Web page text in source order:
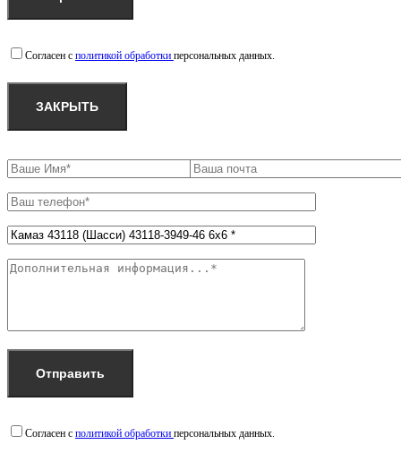
Согласен с политикой обработки персональных данных.
ЗАКРЫТЬ
Согласен с политикой обработки персональных данных.